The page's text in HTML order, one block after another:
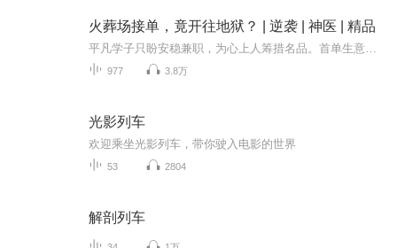
火葬场接单，竟开往地狱？ | 逆袭 | 神医 | 精品
977 3.8万
光影列车
欢迎乘坐光影列车，带你驶入电影的世界
53 2804
解剖列车